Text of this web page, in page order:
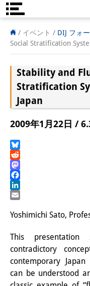
DIJ案内
研究所の概
チーム
執行部
リサーチ
奨学生
研修生
研究活動
研究活動の
/ イベント / DIJ フォ
Social Stratification
Stability and
Stratification
Japan
2009年1月22日 /
Bluesky
Reddit
Mastodon
Facebook
LinkedIn
Yoshimichi Sato,
This
contradictory
contemporary Japan
can be understood